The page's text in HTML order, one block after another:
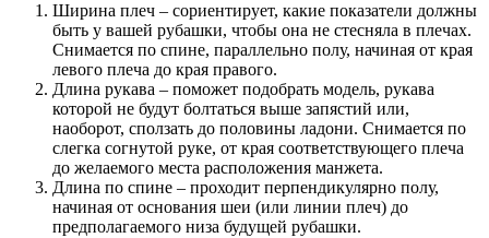
Ширина плеч – сориентирует, какие показатели должны
быть у вашей рубашки, чтобы она не стесняла в плечах.
Снимается по спине, параллельно полу, начиная от края
левого плеча до края правого.
Длина рукава – поможет подобрать модель, рукава
которой не будут болтаться выше запястий или,
наоборот, сползать до половины ладони. Снимается по
слегка согнутой руке, от края соответствующего плеча
до желаемого места расположения манжета.
Длина по спине – проходит перпендикулярно полу,
начиная от основания шеи (или линии плеч) до
предполагаемого низа будущей рубашки.